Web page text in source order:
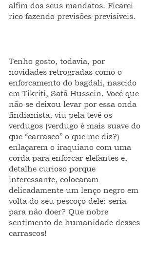
alfim dos seus mandatos. Ficarei
rico fazendo previsões previsíveis.
Tenho gosto, todavia, por
novidades retrogradas como o
enforcamento do bagdali, nascido
em Tikriti, Satã Hussein. Você que
não se deixou levar por essa onda
findianista, viu pela tevê os
verdugos (verdugo é mais suave do
que “carrasco” o que me diz?)
enlaçarem o iraquiano com uma
corda para enforcar elefantes e,
detalhe curioso porque
interessante, colocaram
delicadamente um lenço negro em
volta do seu pescoço dele: seria
para não doer? Que nobre
sentimento de humanidade desses
carrascos!